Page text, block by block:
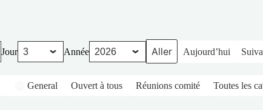
Jour Année Aujourd’hui
General Ouvert à tous Réunions comité Toutes les